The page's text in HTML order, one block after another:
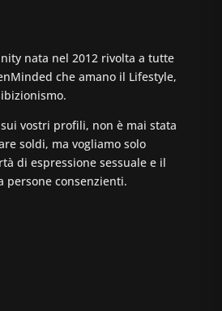
nata nel 2012 rivolta a tutte
che amano il Lifestyle,
vostri profili, non è mai stata
soldi, ma vogliamo solo
di espressione sessuale e il
persone consenzienti.